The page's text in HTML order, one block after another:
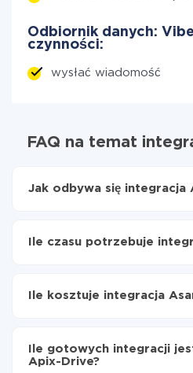
Odbiornik danych:
czynności:
wysłać wiadomość
FAQ na temat
Jak odbywa się integracja
Włącz aktualizację
Ile czasu potrzebuje
od 5 do 30 minut.
Ile kosztuje integracja
Płacisz tylko za ilość danych,
przekazywana z jednego z
Ile gotowych integracji
Apix-Drive?